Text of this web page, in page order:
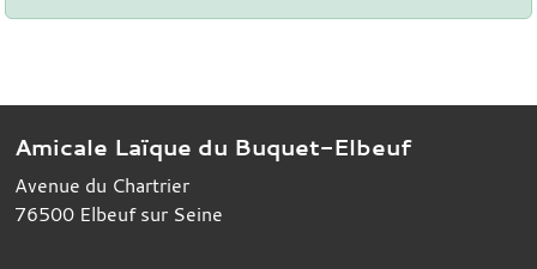
Amicale Laïque du Buquet-Elbeuf
Avenue du Chartrier
76500 Elbeuf sur Seine